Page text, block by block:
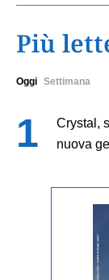
Più
Oggi Settimana
Crystal,
nuova